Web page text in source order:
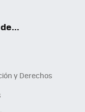
y Derechos